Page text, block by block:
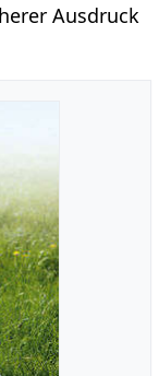
Ausdruck